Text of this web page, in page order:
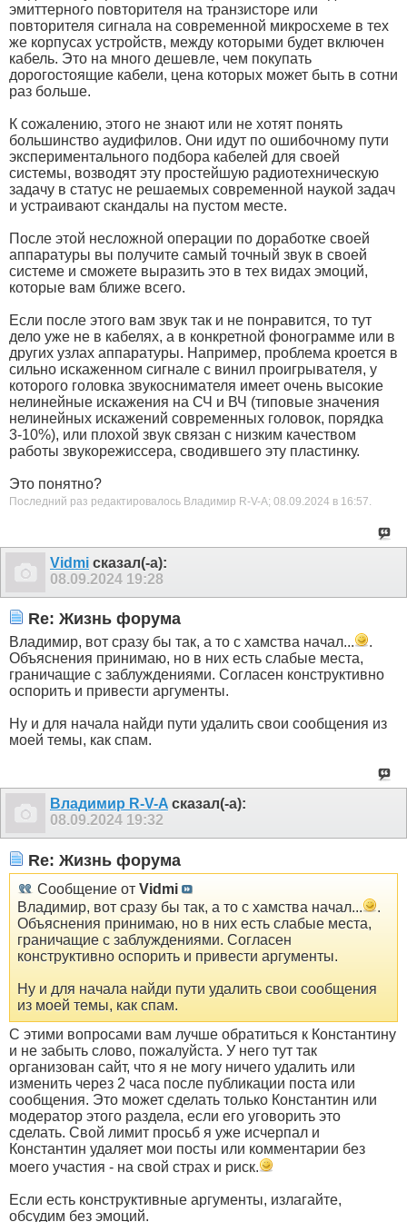
эмиттерного повторителя на транзисторе или
повторителя сигнала на современной микросхеме в тех
же корпусах устройств, между которыми будет включен
кабель. Это на много дешевле, чем покупать
дорогостоящие кабели, цена которых может быть в сотни
раз больше.
К сожалению, этого не знают или не хотят понять
большинство аудифилов. Они идут по ошибочному пути
экспериментального подбора кабелей для своей
системы, возводят эту простейшую радиотехническую
задачу в статус не решаемых современной наукой задач
и устраивают скандалы на пустом месте.
После этой несложной операции по доработке своей
аппаратуры вы получите самый точный звук в своей
системе и сможете выразить это в тех видах эмоций,
которые вам ближе всего.
Если после этого вам звук так и не понравится, то тут
дело уже не в кабелях, а в конкретной фонограмме или в
других узлах аппаратуры. Например, проблема кроется в
сильно искаженном сигнале с винил проигрывателя, у
которого головка звукоснимателя имеет очень высокие
нелинейные искажения на СЧ и ВЧ (типовые значения
нелинейных искажений современных головок, порядка
3-10%), или плохой звук связан с низким качеством
работы звукорежиссера, сводившего эту пластинку.
Это понятно?
Последний раз редактировалось Владимир R-V-A; 08.09.2024 в 16:57.
Vidmi сказал(-а):
08.09.2024 19:28
Re: Жизнь форума
Владимир, вот сразу бы так, а то с хамства начал...
.
Объяснения принимаю, но в них есть слабые места,
граничащие с заблуждениями. Согласен конструктивно
оспорить и привести аргументы.
Ну и для начала найди пути удалить свои сообщения из
моей темы, как спам.
Владимир R-V-A сказал(-а):
08.09.2024 19:32
Re: Жизнь форума
Сообщение от Vidmi
Владимир, вот сразу бы так, а то с хамства начал...
.
Объяснения принимаю, но в них есть слабые места,
граничащие с заблуждениями. Согласен
конструктивно оспорить и привести аргументы.
Ну и для начала найди пути удалить свои сообщения
из моей темы, как спам.
С этими вопросами вам лучше обратиться к Константину
и не забыть слово, пожалуйста. У него тут так
организован сайт, что я не могу ничего удалить или
изменить через 2 часа после публикации поста или
сообщения. Это может сделать только Константин или
модератор этого раздела, если его уговорить это
сделать. Свой лимит просьб я уже исчерпал и
Константин удаляет мои посты или комментарии без
моего участия - на свой страх и риск.
Если есть конструктивные аргументы, излагайте,
обсудим без эмоций.